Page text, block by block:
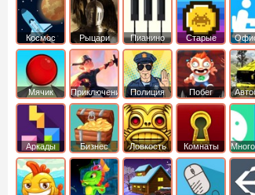
Космос Рыцари Пианино Старые
Мячик Приключения Полиция Побег
Аркады
Бизнес
симуляторы
Ловкость Комнаты